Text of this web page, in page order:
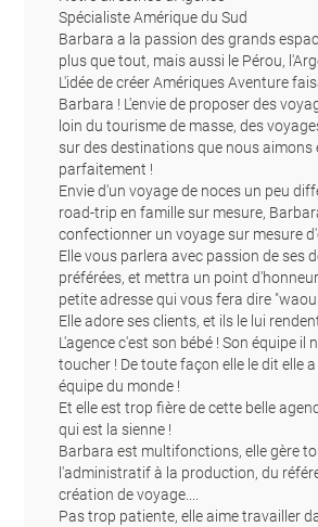
Spécialiste Amérique du Sud
Barbara a la passion des grands
plus que tout, mais aussi le Pérou,
L'idée de créer Amériques Aventure
Barbara ! L'envie de proposer des
loin du tourisme de masse, des
sur des destinations que nous
parfaitement !
Envie d'un voyage de noces un peu
road-trip en famille sur mesure,
confectionner un voyage sur mesure
Elle vous parlera avec passion de ses
préférées, et mettra un point
petite adresse qui vous fera dire
Elle adore ses clients, et ils le lui
L'agence c'est son bébé ! Son équipe il
toucher ! De toute façon elle le dit elle
équipe du monde !
Et elle est trop fière de cette belle
qui est la sienne !
Barbara est multifonctions, elle gère
l'administratif à la production, du
création de voyage....
Pas trop patiente, elle aime travailler